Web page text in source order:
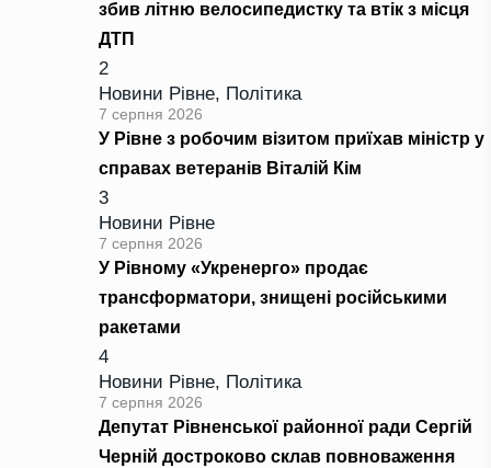
збив літню велосипедистку та втік з місця
ДТП
2
Новини Рівне, Політика
7 серпня 2026
У Рівне з робочим візитом приїхав міністр у
справах ветеранів Віталій Кім
3
Новини Рівне
7 серпня 2026
У Рівному «Укренерго» продає
трансформатори, знищені російськими
ракетами
4
Новини Рівне, Політика
7 серпня 2026
Депутат Рівненської районної ради Сергій
Черній достроково склав повноваження